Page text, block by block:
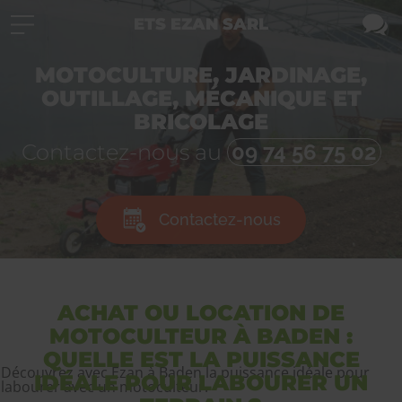
MOTOCULTURE, JARDINAGE,
OUTILLAGE, MÉCANIQUE ET
BRICOLAGE
Contactez-nous au 09 74 56 75 02
Contactez-nous
ACHAT OU LOCATION DE
MOTOCULTEUR À BADEN :
QUELLE EST LA PUISSANCE
IDÉALE POUR LABOURER UN
Découvrez avec Ezan à Baden la puissance idéale pour
labourer avec un motoculteur.
ETS EZAN SARL